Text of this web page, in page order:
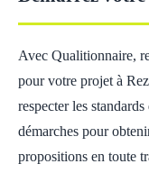
Avec Qualitionnaire,
pour votre projet à
respecter les
démarches pour
propositions en toute